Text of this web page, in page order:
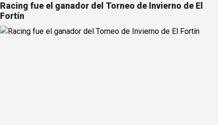
Racing fue el ganador del Torneo de Invierno de El
Fortín